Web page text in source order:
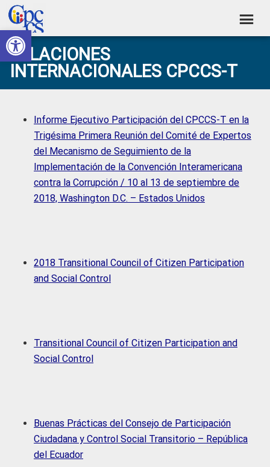
Abrir barra de herramientas
Skip
to
primary
navigation
Skip
to
main
content
Skip
to
primary
sidebar
Skip
to
footer
Consejo
de
Participación
Control
Social
Construyendo
Poder
Ciudadano
RELACIONES
INTERNACIONALES CPCCS-T
Informe Ejecutivo Participación del CPCCS-T en la
Trigésima Primera Reunión del Comité de Expertos
del Mecanismo de Seguimiento de la
Implementación de la Convención Interamericana
contra la Corrupción / 10 al 13 de septiembre de
2018, Washington D.C. – Estados Unidos
2018 Transitional Council of Citizen Participation
and Social Control
Transitional Council of Citizen Participation and
Social Control
Buenas Prácticas del Consejo de Participación
Ciudadana y Control Social Transitorio – República
del Ecuador